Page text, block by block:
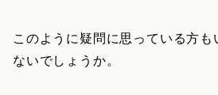
このように疑問に思っている方
ないでしょうか。